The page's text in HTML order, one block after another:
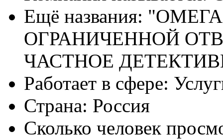
Ещё названия:
ОГРАНИЧЕННОЙ
ЧАСТНОЕ
Работает в сфере:
Страна: Россия
Сколько человек